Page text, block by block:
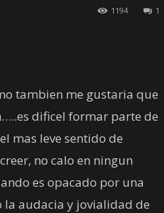
1
1194
tambien me gustaria que
dificel formar parte de
mas leve sentido de
no calo en ningun
es opacado por una
audacia y jovialidad de